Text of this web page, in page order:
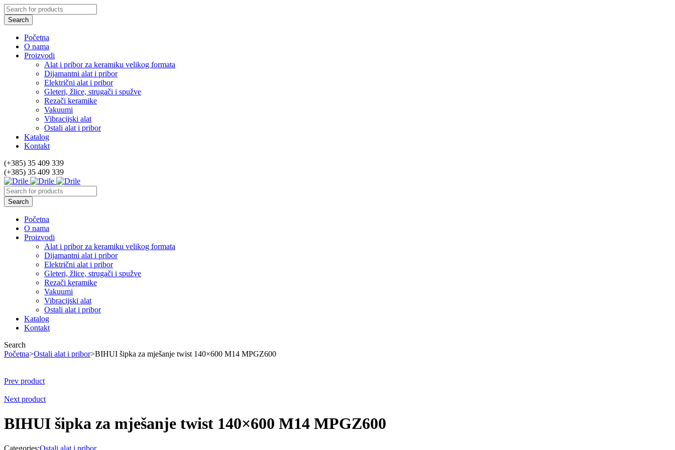
Početna
O nama
Proizvodi
Alat i pribor za keramiku velikog formata
Dijamantni alat i pribor
Električni alat i pribor
Gleteri, žlice, strugači i spužve
Rezači keramike
Vakuumi
Vibracijski alat
Ostali alat i pribor
Katalog
Kontakt
(+385) 35 409 339
(+385) 35 409 339
Početna
O nama
Proizvodi
Alat i pribor za keramiku velikog formata
Dijamantni alat i pribor
Električni alat i pribor
Gleteri, žlice, strugači i spužve
Rezači keramike
Vakuumi
Vibracijski alat
Ostali alat i pribor
Katalog
Kontakt
Search
Početna>Ostali alat i pribor>BIHUI šipka za mješanje twist 140×600 M14 MPGZ600
Prev product
Next product
BIHUI šipka za mješanje twist 140×600 M14 MPGZ600
Categories:Ostali alat i pribor